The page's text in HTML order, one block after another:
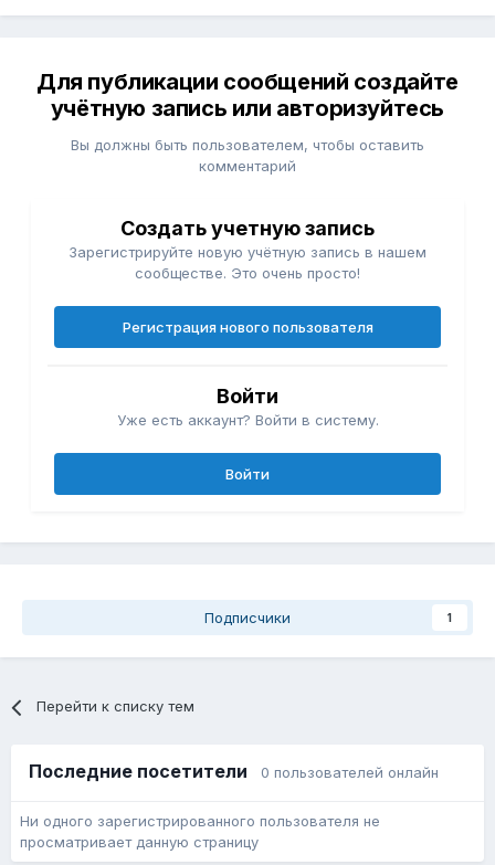
Для публикации сообщений создайте
учётную запись или авторизуйтесь
Вы должны быть пользователем, чтобы оставить
комментарий
Создать учетную запись
Зарегистрируйте новую учётную запись в нашем
сообществе. Это очень просто!
Регистрация нового пользователя
Войти
Уже есть аккаунт? Войти в систему.
Войти
Подписчики 1
Перейти к списку тем
Последние посетители 0 пользователей онлайн
Ни одного зарегистрированного пользователя не
просматривает данную страницу